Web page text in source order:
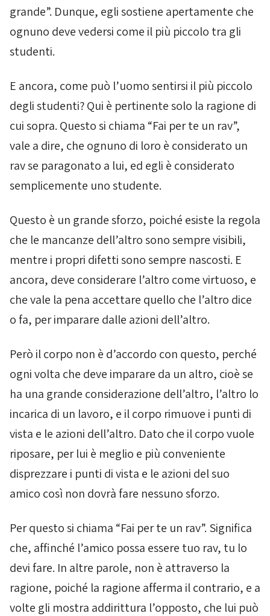
grande”. Dunque, egli sostiene apertamente che
ognuno deve vedersi come il più piccolo tra gli
studenti.
E ancora, come può l’uomo sentirsi il più piccolo
degli studenti? Qui è pertinente solo la ragione di
cui sopra. Questo si chiama “Fai per te un rav”,
vale a dire, che ognuno di loro è considerato un
rav se paragonato a lui, ed egli è considerato
semplicemente uno studente.
Questo è un grande sforzo, poiché esiste la regola
che le mancanze dell’altro sono sempre visibili,
mentre i propri difetti sono sempre nascosti. E
ancora, deve considerare l’altro come virtuoso, e
che vale la pena accettare quello che l’altro dice
o fa, per imparare dalle azioni dell’altro.
Però il corpo non è d’accordo con questo, perché
ogni volta che deve imparare da un altro, cioè se
ha una grande considerazione dell’altro, l’altro lo
incarica di un lavoro, e il corpo rimuove i punti di
vista e le azioni dell’altro. Dato che il corpo vuole
riposare, per lui è meglio e più conveniente
disprezzare i punti di vista e le azioni del suo
amico così non dovrà fare nessuno sforzo.
Per questo si chiama “Fai per te un rav”. Significa
che, affinché l’amico possa essere tuo rav, tu lo
devi fare. In altre parole, non è attraverso la
ragione, poiché la ragione afferma il contrario, e a
volte gli mostra addirittura l’opposto, che lui può